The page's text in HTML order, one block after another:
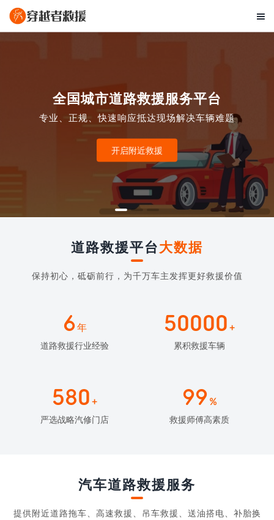

全国城市道路救援服务平台
专业、正规、快速响应抵达现场解决车辆难题
开启附近救援
道路救援平台大数据
保持初心，砥砺前行，为千万车主发挥更好救援价值
6年
道路救援行业经验
50000 +
累积救援车辆
580 +
严选战略汽修门店
99 %
救援师傅高素质
汽车道路救援服务
提供附近道路拖车、高速救援、吊车救援、送油搭电、补胎换